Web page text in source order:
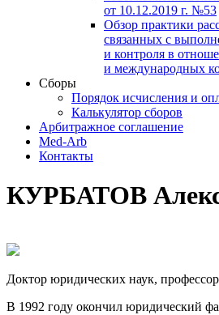
от 10.12.2019 г. №53
Обзор практики
связанных с
и контроля в
и международных
Сборы
Порядок исчисления и
Калькулятор сборов
Арбитражное соглашение
Med-Arb
Контакты
КУРБАТОВ
Доктор юридических наук,
В 1992 году окончил юридический